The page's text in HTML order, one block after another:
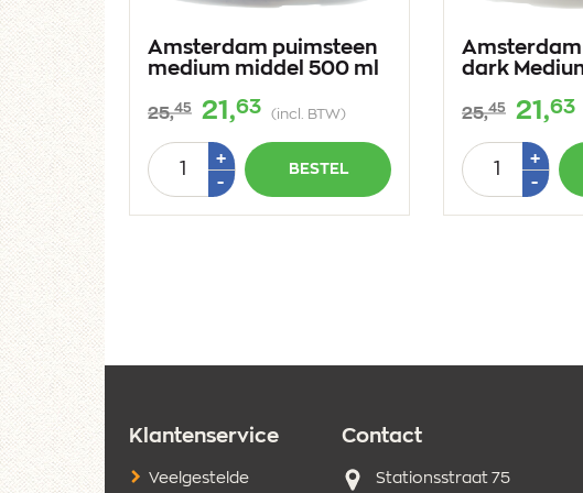
Amsterdam puimsteen
medium middel 500 ml
25,45 21,63 (incl. BTW)
Aantal +Plus
-Min
BESTEL
dark
25,45 21,63
Aantal +Plus
-Min
Klantenservice
Veelgestelde
Contact
Adres
Stationsstraat 75